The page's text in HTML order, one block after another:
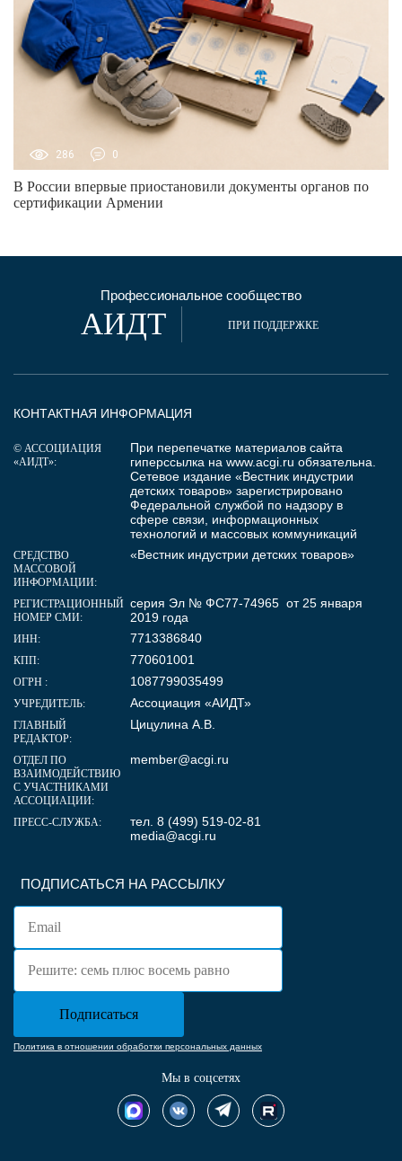
286 0
В России впервые приостановили документы органов по
сертификации Армении
Профессиональное сообщество
АИДТ ПРИ ПОДДЕРЖКЕ
ПОДПИСАТЬСЯ НА РАССЫЛКУ
Политика в отношении обработки персональных данных
Мы в соцсетях
КОНТАКТНАЯ ИНФОРМАЦИЯ
© АССОЦИАЦИЯ
«АИДТ»:
При перепечатке материалов сайта
гиперссылка на www.acgi.ru обязательна.
Сетевое издание «Вестник индустрии
детских товаров» зарегистрировано
Федеральной службой по надзору в
сфере связи, информационных
технологий и массовых коммуникаций
СРЕДСТВО
МАССОВОЙ
ИНФОРМАЦИИ:
«Вестник индустрии детских товаров»
РЕГИСТРАЦИОННЫЙ
НОМЕР СМИ:
серия Эл № ФС77-74965 от 25 января
2019 года
ИНН: 7713386840
КПП: 770601001
ОГРН : 1087799035499
УЧРЕДИТЕЛЬ: Ассоциация «АИДТ»
ГЛАВНЫЙ
РЕДАКТОР:
Цицулина А.В.
ОТДЕЛ ПО
ВЗАИМОДЕЙСТВИЮ
С УЧАСТНИКАМИ
АССОЦИАЦИИ:
member@acgi.ru
ПРЕСС-СЛУЖБА:
тел. 8 (499) 519-02-81
media@acgi.ru